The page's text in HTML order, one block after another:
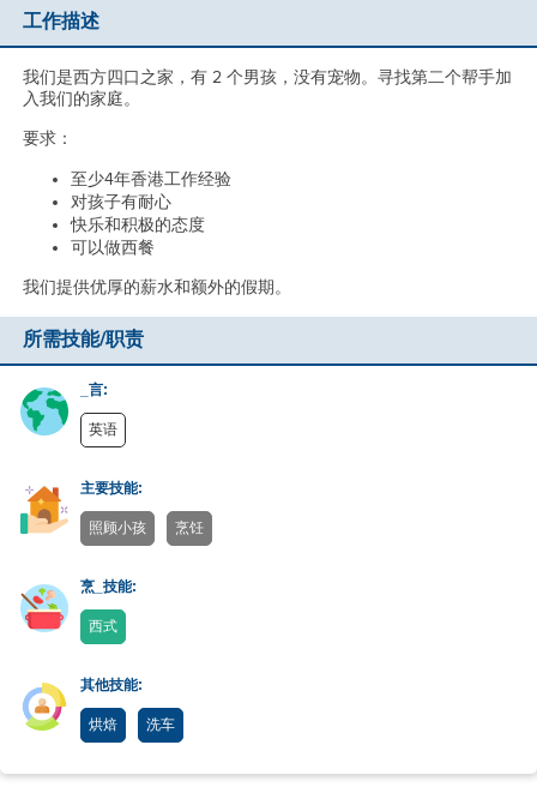
工作描述
我们是西方四口之家，有 2 个男孩，没有宠物。寻找第二个帮手加
入我们的家庭。
要求：
至少4年香港工作经验
对孩子有耐心
快乐和积极的态度
可以做西餐
我们提供优厚的薪水和额外的假期。
所需技能/职责
_言:
英语
主要技能:
照顾小孩 烹饪
烹_技能:
西式
其他技能:
烘焙 洗车